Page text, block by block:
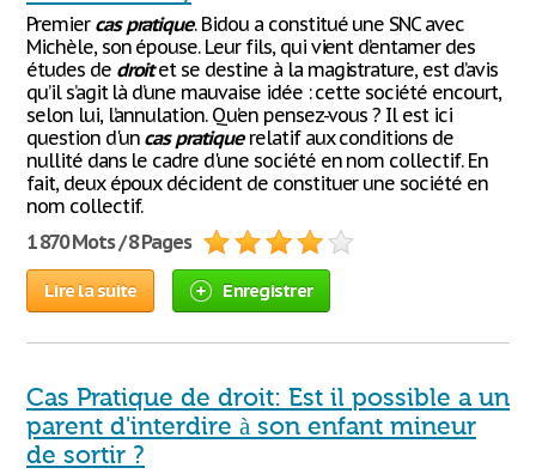
Premier cas pratique. Bidou a constitué une SNC avec
Michèle, son épouse. Leur fils, qui vient d’entamer des
études de droitet se destine à la magistrature, est d’avis
qu’il s’agit là d’une mauvaise idée : cette société encourt,
selon lui, l’annulation. Qu’en pensez-vous ? Il est ici
question d'un cas pratiquerelatif aux conditions de
nullité dans le cadre d'une société en nom collectif. En
fait, deux époux décident de constituer une société en
nom collectif.
1 870 Mots / 8 Pages
Lire la suite Enregistrer
Cas Pratique de droit: Est il possible a un
parent d'interdire à son enfant mineur
de sortir ?